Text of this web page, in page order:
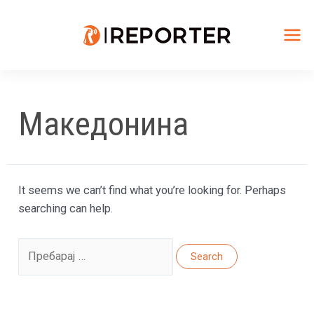
Македонина
It seems we can’t find what you’re looking for. Perhaps
searching can help.